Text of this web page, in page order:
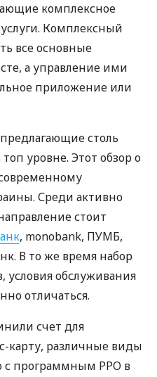
комплексное
Комплексный
все основные
а управление ими
приложение или
столь
уровне. Этот обзор о
Среди активно
стоит
, monobank, ПУМБ,
В то же время набор
обслуживания
отличаться.
счет для
карту, различные виды
с программным РРО в